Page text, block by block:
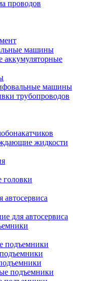
проводов
машины
аккумуляторные
машины
трубопроводов
жидкости
головки
автосервиса
для автосервиса
подъемники
подъемники